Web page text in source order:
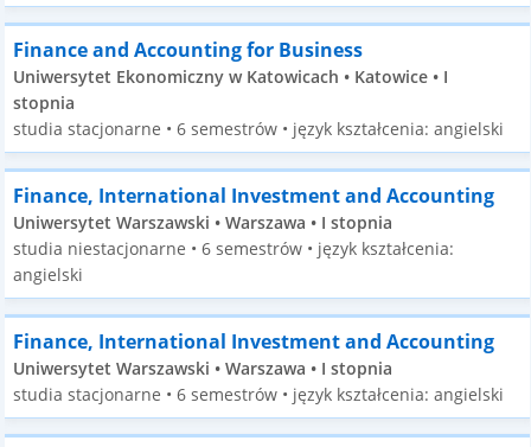
Finance and Accounting for Business
Uniwersytet Ekonomiczny w Katowicach • Katowice • I
stopnia
studia stacjonarne • 6 semestrów • język kształcenia: angielski
Finance, International Investment and Accounting
Uniwersytet Warszawski • Warszawa • I stopnia
studia niestacjonarne • 6 semestrów • język kształcenia:
angielski
Finance, International Investment and Accounting
Uniwersytet Warszawski • Warszawa • I stopnia
studia stacjonarne • 6 semestrów • język kształcenia: angielski